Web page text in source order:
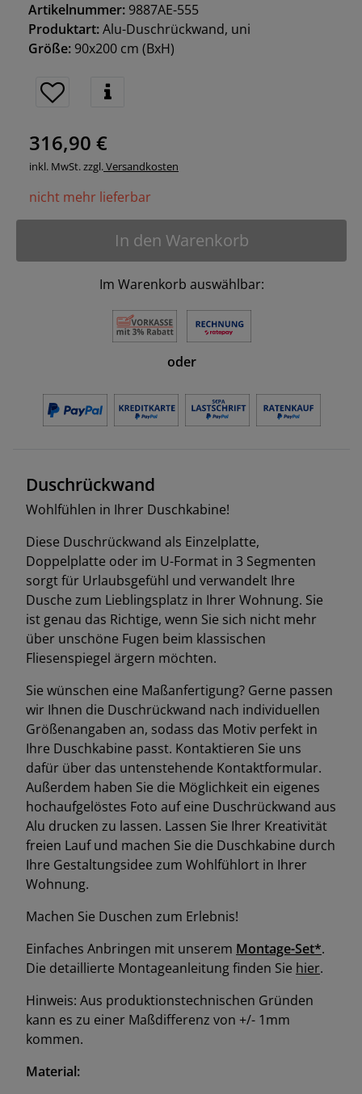
Artikelnummer: 9887AE-555
Produktart:Alu-Duschrückwand, uni
Größe: 90x200 cm (BxH)
316,90 €
inkl. MwSt. zzgl.Versandkosten
nicht mehr lieferbar
In den Warenkorb
Im Warenkorb auswählbar:
oder
Duschrückwand
Wohlfühlen in Ihrer Duschkabine!
Diese Duschrückwand als Einzelplatte,
Doppelplatte oder im U-Format in 3 Segmenten
sorgt für Urlaubsgefühl und verwandelt Ihre
Dusche zum Lieblingsplatz in Ihrer Wohnung. Sie
ist genau das Richtige, wenn Sie sich nicht mehr
über unschöne Fugen beim klassischen
Fliesenspiegel ärgern möchten.
Sie wünschen eine Maßanfertigung? Gerne passen
wir Ihnen die Duschrückwand nach individuellen
Größenangaben an, sodass das Motiv perfekt in
Ihre Duschkabine passt. Kontaktieren Sie uns
dafür über das untenstehende Kontaktformular.
Außerdem haben Sie die Möglichkeit ein eigenes
hochaufgelöstes Foto auf eine Duschrückwand aus
Alu drucken zu lassen. Lassen Sie Ihrer Kreativität
freien Lauf und machen Sie die Duschkabine durch
Ihre Gestaltungsidee zum Wohlfühlort in Ihrer
Wohnung.
Machen Sie Duschen zum Erlebnis!
Einfaches Anbringen mit unserem Montage-Set*.
Die detaillierte Montageanleitung finden Sie hier.
Hinweis: Aus produktionstechnischen Gründen
kann es zu einer Maßdifferenz von +/- 1mm
kommen.
Material: